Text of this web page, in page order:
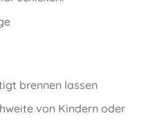
brennen lassen
von Kindern oder